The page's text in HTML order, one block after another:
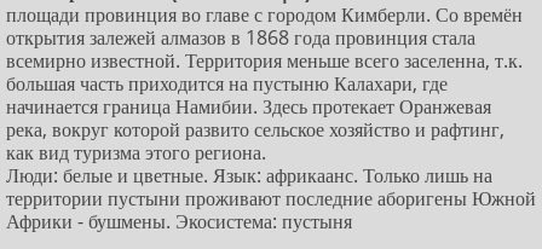
площади провинция во главе с городом Кимберли. Со времён
открытия залежей алмазов в 1868 года провинция стала
всемирно известной. Территория меньше всего заселенна, т.к.
большая часть приходится на пустыню Калахари, где
начинается граница Намибии. Здесь протекает Оранжевая
река, вокруг которой развито сельское хозяйство и рафтинг,
как вид туризма этого региона.
Люди: белые и цветные. Язык: африкаанс. Только лишь на
территории пустыни проживают последние аборигены Южной
Африки - бушмены. Экосистема: пустыня